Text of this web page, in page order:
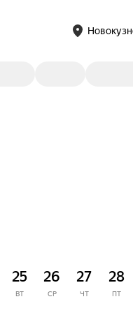
25
ВТ
26
СР
27
ЧТ
28
ПТ